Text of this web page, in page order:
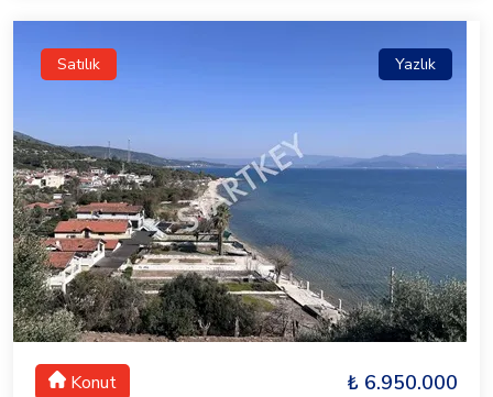
Satılık Yazlık
Konut ₺ 6.950.000